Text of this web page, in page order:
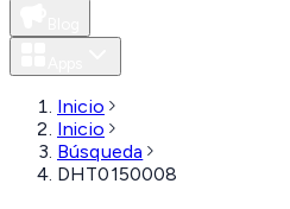
Inicio
Inicio
Búsqueda
DHT0150008